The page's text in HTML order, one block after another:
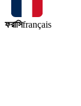
ফরাসিfrançais